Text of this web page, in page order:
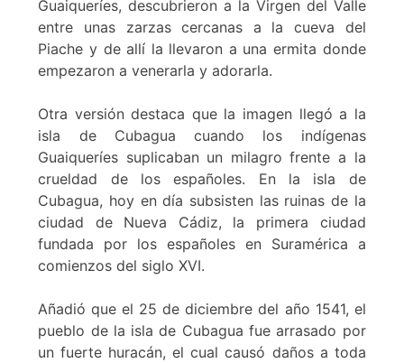
Guaiqueríes, descubrieron a la Virgen del Valle
entre unas zarzas cercanas a la cueva del
Piache y de allí la llevaron a una ermita donde
empezaron a venerarla y adorarla.
Otra versión destaca que la imagen llegó a la
isla de Cubagua cuando los indígenas
Guaiqueríes suplicaban un milagro frente a la
crueldad de los españoles. En la isla de
Cubagua, hoy en día subsisten las ruinas de la
ciudad de Nueva Cádiz, la primera ciudad
fundada por los españoles en Suramérica a
comienzos del siglo XVI.
Añadió que el 25 de diciembre del año 1541, el
pueblo de la isla de Cubagua fue arrasado por
un fuerte huracán, el cual causó daños a toda